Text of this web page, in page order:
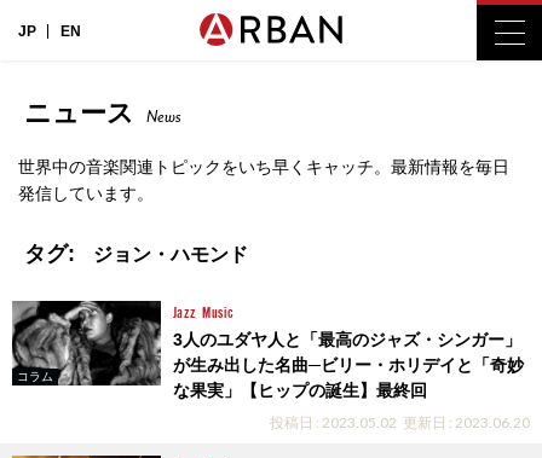
JP EN
ニュース News
世界中の音楽関連トピックをいち早くキャッチ。最新情報を毎日
発信しています。
タグ: ジョン・ハモンド
コラム
Jazz Music
3人のユダヤ人と「最高のジャズ・シンガー」
が生み出した名曲─ビリー・ホリデイと「奇妙
な果実」【ヒップの誕生】最終回
投稿日 : 2023.05.02 更新日 : 2023.06.20